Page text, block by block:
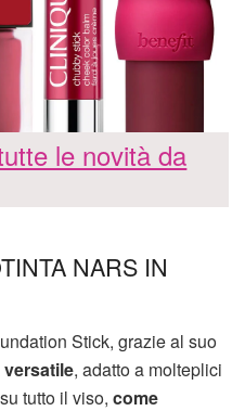
le novità da
NARS IN
Stick, grazie al suo
, adatto a molteplici
tutto il viso, come